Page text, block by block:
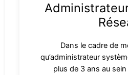
Dans le cadre de
qu’administrateur
plus de 3 ans au sein